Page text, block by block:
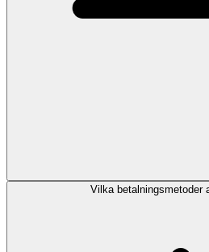
Vilka betalningsmetoder